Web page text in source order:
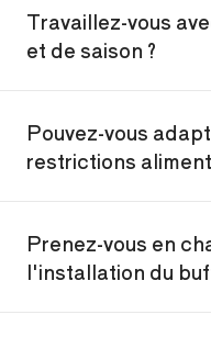
Travaillez-vous
et de saison ?
Pouvez-vous
restrictions
Prenez-vous en
l'installation du